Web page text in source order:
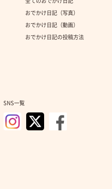
おでかけ日記（写真）
おでかけ日記（動画）
おでかけ日記の投稿方法
SNS一覧